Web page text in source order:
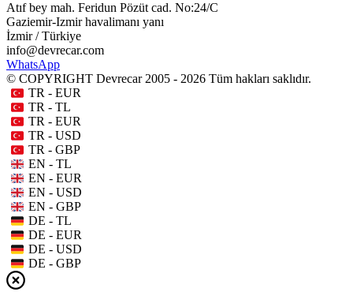
Atıf bey mah. Feridun Pözüt cad. No:24/C
Gaziemir-Izmir havalimanı yanı
İzmir / Türkiye
info@devrecar.com
WhatsApp
© COPYRIGHT Devrecar 2005 - 2026 Tüm hakları saklıdır.
TR - EUR
TR - TL
TR - EUR
TR - USD
TR - GBP
EN - TL
EN - EUR
EN - USD
EN - GBP
DE - TL
DE - EUR
DE - USD
DE - GBP